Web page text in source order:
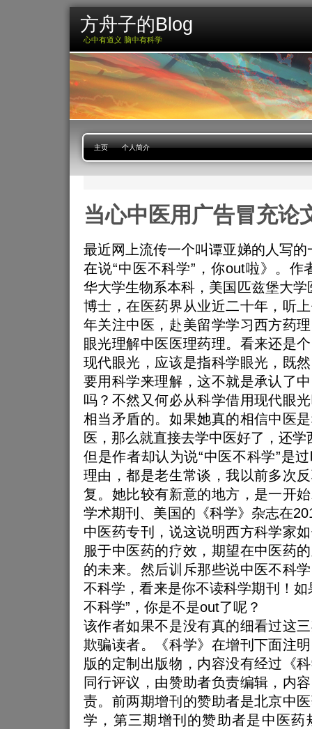
方舟子的Blog
心中有道义 脑中有科学
主页 个人简介
当心中医用广告冒充论
最近网上流传一个叫谭亚娣的人写的
在说“中医不科学”，你out啦》。作
华大学生物系本科，美国匹兹堡大学
博士，在医药界从业近二十年，听
年关注中医，赴美留学学习西方药
眼光理解中医医理药理。看来还是
现代眼光，应该是指科学眼光，既
要用科学来理解，这不就是承认了
吗？不然又何必从科学借用现代眼
相当矛盾的。如果她真的相信中医
医，那么就直接去学中医好了，还
但是作者却认为说“中医不科学”是
理由，都是老生常谈，我以前多次
复。她比较有新意的地方，是一开
学术期刊、美国的《科学》杂志在
中医药专刊，说这说明西方科学家
服于中医药的疗效，期望在中医药
的未来。然后训斥那些说中医不科
不科学，看来是你不读科学期刊！如
不科学”，你是不是out了呢？
该作者如果不是没有真的细看过这
欺骗读者。《科学》在增刊下面注
版的定制出版物，内容没有经过《
同行评议，由赞助者负责编辑，内
责。前两期增刊的赞助者是北京中
学，第三期增刊的赞助者是中医药